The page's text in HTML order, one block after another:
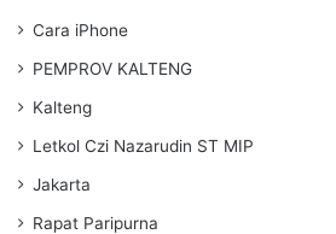
Cara iPhone
PEMPROV KALTENG
Kalteng
Letkol Czi Nazarudin ST MIP
Jakarta
Rapat Paripurna